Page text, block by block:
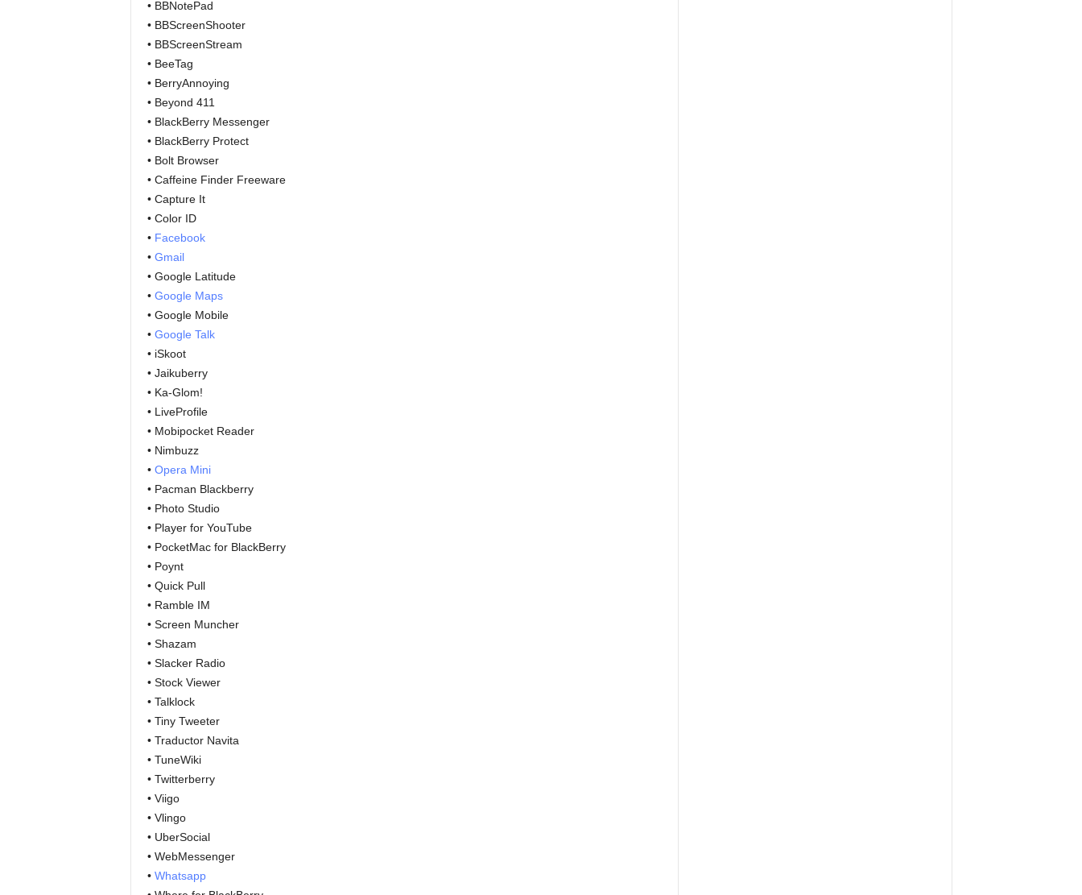
• BBNotePad
• BBScreenShooter
• BBScreenStream
• BeeTag
• BerryAnnoying
• Beyond 411
• BlackBerry Messenger
• BlackBerry Protect
• Bolt Browser
• Caffeine Finder Freeware
• Capture It
• Color ID
• Facebook
• Gmail
• Google Latitude
• Google Maps
• Google Mobile
• Google Talk
• iSkoot
• Jaikuberry
• Ka-Glom!
• LiveProfile
• Mobipocket Reader
• Nimbuzz
• Opera Mini
• Pacman Blackberry
• Photo Studio
• Player for YouTube
• PocketMac for BlackBerry
• Poynt
• Quick Pull
• Ramble IM
• Screen Muncher
• Shazam
• Slacker Radio
• Stock Viewer
• Talklock
• Tiny Tweeter
• Traductor Navita
• TuneWiki
• Twitterberry
• Viigo
• Vlingo
• UberSocial
• WebMessenger
• Whatsapp